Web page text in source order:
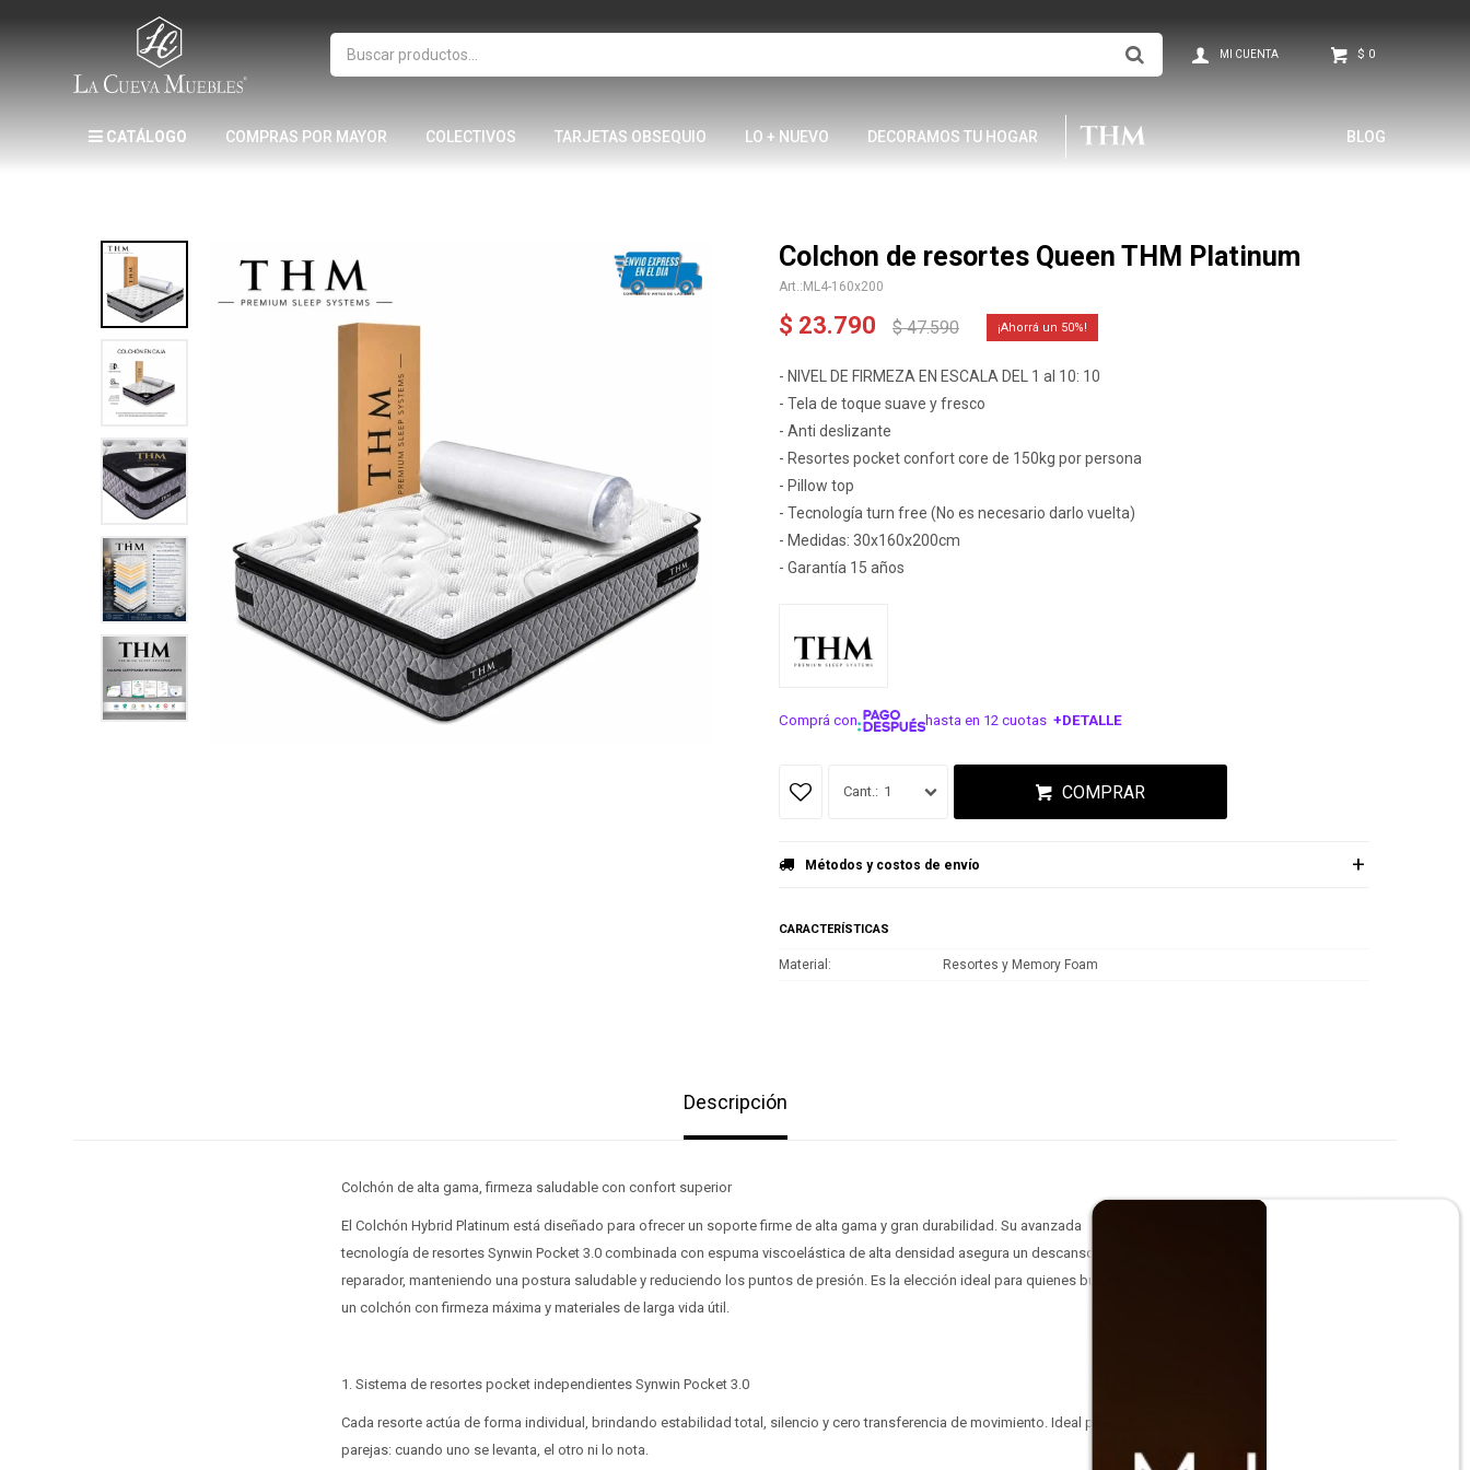
CATÁLOGO COMPRAS POR MAYOR COLECTIVOS TARJETAS OBSEQUIO LO + NUEVO DECORAMOS TU HOGAR BLOG
$ 0
Colchon de resortes Queen THM Platinum
ML4-160x200
$ 23.790 $ 47.590 50
- NIVEL DE FIRMEZA EN ESCALA DEL 1 al 10: 10
- Tela de toque suave y fresco
- Anti deslizante
- Resortes pocket confort core de 150kg por persona
- Pillow top
- Tecnología turn free (No es necesario darlo vuelta)
- Medidas: 30x160x200cm
- Garantía 15 años
Comprá con hasta en 12 cuotas +DETALLE
¡ME INTERESA!
1
COMPRAR
Métodos y costos de envío
CARACTERÍSTICAS
Material Resortes y Memory Foam
Descripción
Colchón de alta gama, firmeza saludable con confort superior
El Colchón Hybrid Platinum está diseñado para ofrecer un soporte firme de alta gama y gran durabilidad. Su avanzada
tecnología de resortes Synwin Pocket 3.0 combinada con espuma viscoelástica de alta densidad asegura un descanso
reparador, manteniendo una postura saludable y reduciendo los puntos de presión. Es la elección ideal para quienes buscan
un colchón con firmeza máxima y materiales de larga vida útil.
1. Sistema de resortes pocket independientes Synwin Pocket 3.0
Cada resorte actúa de forma individual, brindando estabilidad total, silencio y cero transferencia de movimiento. Ideal para
parejas: cuando uno se levanta, el otro ni lo nota.